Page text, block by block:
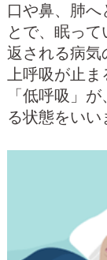
口や鼻、肺へ
とで、眠っ
返される病気
上呼吸が止
「低呼吸」
る状態をいい